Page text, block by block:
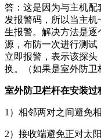
答：这是因为与主机
发报警码，所以当主
生报警。解决方法是
源，布防一次进行测
立即报警，表示该探
换。（如果是室外防卫
室外防卫栏杆在安装过
1）相邻两对之间避免
2）接收端避免正对太